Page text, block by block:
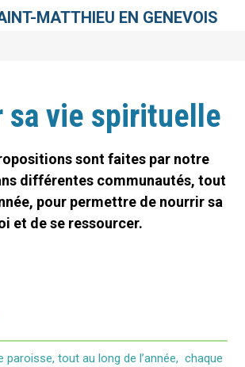
MATTHIEU EN GENEVOIS
sa vie spirituelle
sont faites par notre
différentes communautés, tout
pour permettre de nourrir sa
et de se ressourcer.
paroisse, tout au long de l’année, chaque